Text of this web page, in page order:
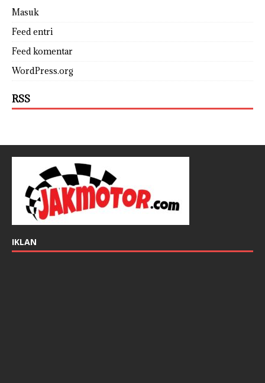
Masuk
Feed entri
Feed komentar
WordPress.org
RSS
IKLAN